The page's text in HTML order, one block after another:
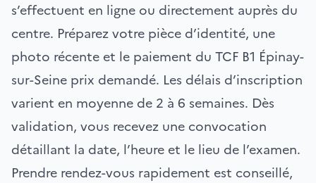
s’effectuent en ligne ou directement auprès du
centre. Préparez votre pièce d’identité, une
photo récente et le paiement du TCF B1 Épinay-
sur-Seine prix demandé. Les délais d’inscription
varient en moyenne de 2 à 6 semaines. Dès
validation, vous recevez une convocation
détaillant la date, l’heure et le lieu de l’examen.
Prendre rendez-vous rapidement est conseillé,